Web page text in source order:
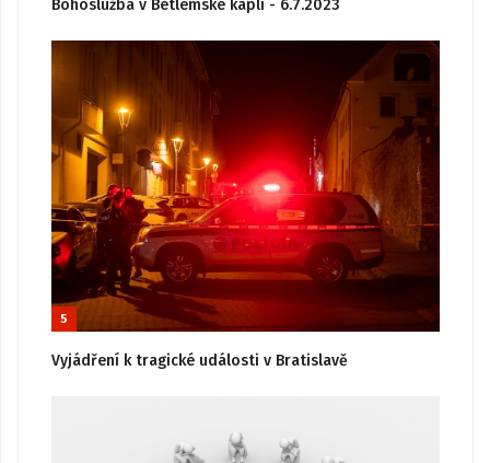
Bohoslužba v Betlémské kapli - 6.7.2023
5
Vyjádření k tragické události v Bratislavě